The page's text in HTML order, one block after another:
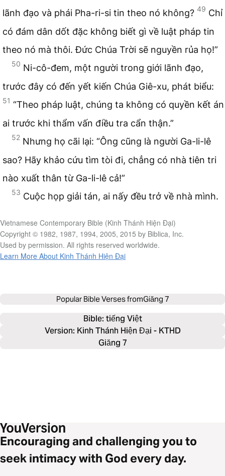
lãnh đạo và phái Pha-ri-si tin theo nó không? 49 Chỉ
có đám dân dốt đặc không biết gì về luật pháp tin
theo nó mà thôi. Đức Chúa Trời sẽ nguyền rủa họ!”
50 Ni-cô-đem, một người trong giới lãnh đạo,
trước đây có đến yết kiến Chúa Giê-xu, phát biểu:
51 “Theo pháp luật, chúng ta không có quyền kết án
ai trước khi thẩm vấn điều tra cẩn thận.”
52 Nhưng họ cãi lại: “Ông cũng là người Ga-li-lê
sao? Hãy khảo cứu tìm tòi đi, chẳng có nhà tiên tri
nào xuất thân từ Ga-li-lê cả!”
53 Cuộc họp giải tán, ai nấy đều trở về nhà mình.
Vietnamese Contemporary Bible (Kinh Thánh Hiện Đại)
Copyright © 1982, 1987, 1994, 2005, 2015 by Biblica, Inc.
Used by permission. All rights reserved worldwide.
Learn More About Kinh Thánh Hiện Đại
Popular Bible Verses fromGiăng 7
Bible: tiếng Việt
Version: Kinh Thánh Hiện Đại - KTHD
Giăng 7
Encouraging and challenging you to
seek intimacy with God every day.